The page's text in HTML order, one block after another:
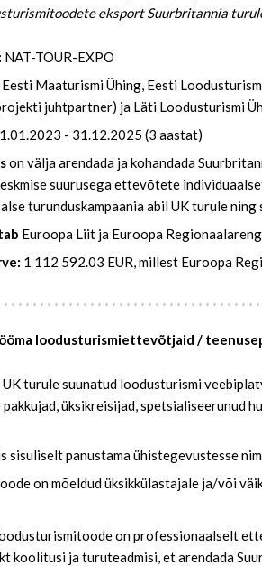
eksport Suurbritannia
NAT-TOUR-EXPO
Eesti Maaturismi Ühing, Eesti
juhtpartner) ja Läti Loodusturismi
- 31.12.2025 (3 aastat)
on välja arendada ja kohandada
suurusega ettevõtete
turunduskampaania abil UK turule
Euroopa Liit ja Euroopa
1 112 592.03 EUR, millest Euroopa
loodusturismiettevõtjaid /
turule suunatud loodusturismi
üksikreisijad, spetsialiseerunud
sisuliselt panustama ühistegevustesse
on mõeldud üksikkülastajale ja/või
on professionaalselt
koolitusi ja turuteadmisi, et arendada